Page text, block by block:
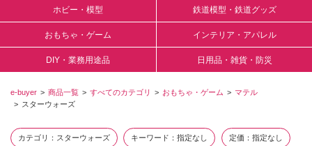
ホビー・模型 鉄道模型・鉄道グッズ
おもちゃ・ゲーム インテリア・アパレル
DIY・業務用途品 日用品・雑貨・防災
e-buyer 商品一覧 すべてのカテゴリ おもちゃ・ゲーム
マテル
スターウォーズ
カテゴリ スターウォーズ キーワード 指定なし 定価 指定なし